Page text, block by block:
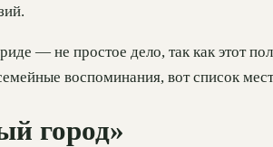
— не простое дело, так как этот
воспоминания, вот список
город»